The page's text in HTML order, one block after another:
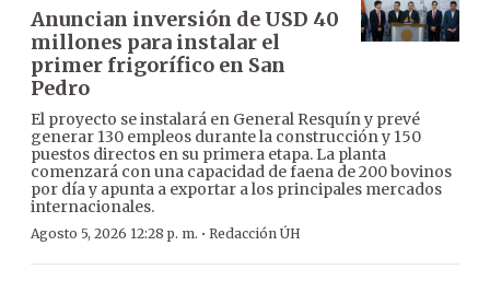
Anuncian inversión de USD 40
millones para instalar el
primer frigorífico en San
Pedro
El proyecto se instalará en General Resquín y prevé
generar 130 empleos durante la construcción y 150
puestos directos en su primera etapa. La planta
comenzará con una capacidad de faena de 200 bovinos
por día y apunta a exportar a los principales mercados
internacionales.
Agosto 5, 2026 12:28 p. m. · Redacción ÚH